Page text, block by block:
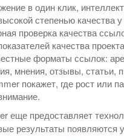
в один клик,
степенью качества
проверка качества
качества
форматы ссылок:
мнения, отзывы, статьи,
покажет, где рост или
еще предоставляет
результаты появляются